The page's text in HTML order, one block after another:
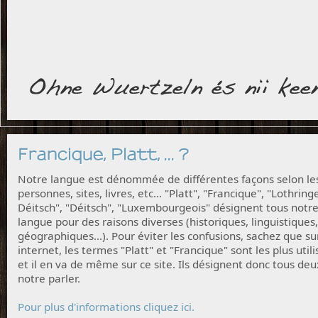
Francique, Platt, ... ?
Notre langue est dénommée de différentes façons selon
personnes, sites, livres, etc... "Platt", "Francique",
Déitsch", "Déitsch", "Luxembourgeois" désignent tous notre
langue pour des raisons diverses (historiques, linguistiques,
géographiques...). Pour éviter les confusions, sachez que
internet, les termes "Platt" et "Francique" sont les plus
et il en va de même sur ce site. Ils désignent donc tous
notre parler.
Pour plus d'informations cliquez ici.